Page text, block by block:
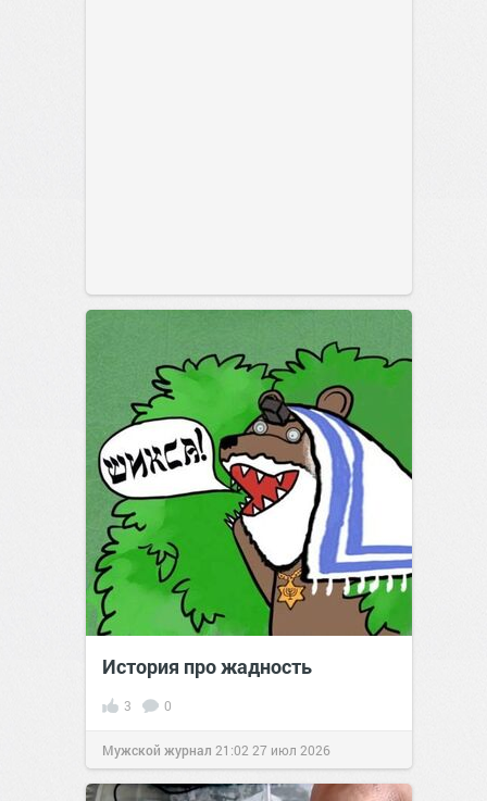
История про жадность
3 0
Мужской журнал 21:02 27 июл 2026